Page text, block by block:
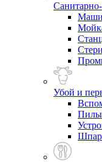
Убой и
Пилы